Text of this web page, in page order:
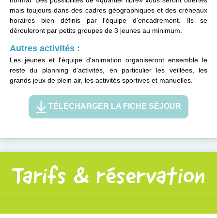
mais toujours dans des cadres géographiques et des créneaux
horaires bien définis par l'équipe d'encadrement. Ils se
dérouleront par petits groupes de 3 jeunes au minimum.
Autres activités :
Les jeunes et l'équipe d'animation organiseront ensemble le
reste du planning d'activités, en particulier les veillées, les
grands jeux de plein air, les activités sportives et manuelles.
TÉLÉCHARGER LA FICHE SÉJOUR
Tarifs & réservation